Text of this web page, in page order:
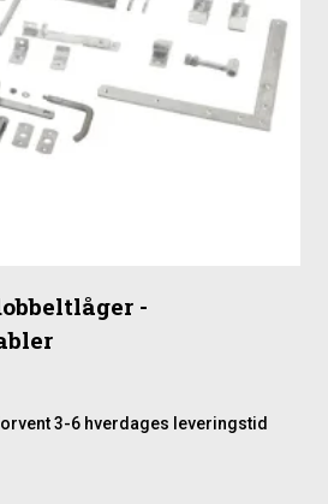
indbydende udtryk
moderne og klassiske
-
3-6 hverdages leveringstid